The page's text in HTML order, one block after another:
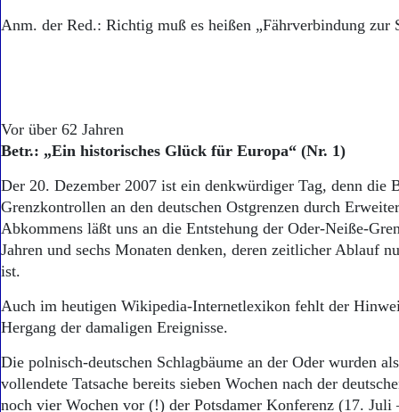
Anm. der Red.: Richtig muß es heißen „Fährverbindung zur
Vor über 62 Jahren
Betr.: „Ein historisches Glück für Europa“ (Nr. 1)
Der 20. Dezember 2007 ist ein denkwürdiger Tag, denn die
Grenzkontrollen an den deutschen Ostgrenzen durch
Abkommens läßt uns an die Entstehung der Oder-Neiße-
Jahren und sechs Monaten denken, deren zeitlicher Ablauf
ist.
Auch im heutigen Wikipedia-Internetlexikon fehlt der
Hergang der damaligen Ereignisse.
Die polnisch-deutschen Schlagbäume an der Oder wurden
vollendete Tatsache bereits sieben Wochen nach der
noch vier Wochen vor (!) der Potsdamer Konferenz (17. Juli